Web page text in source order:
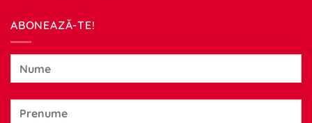
nu
doar
Windows
10/11
ascunsă
ABONEAZĂ-TE!